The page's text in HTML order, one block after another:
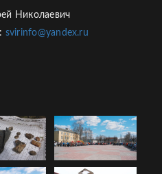
Николаевич
svirinfo@yandex.ru